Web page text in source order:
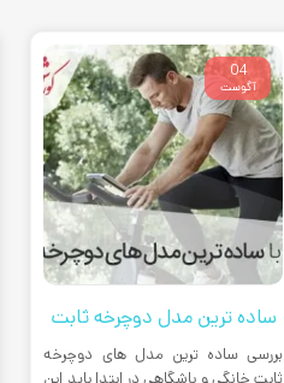
04
آگوست
ساده ترین مدل دوچرخه ثابت
بررسی ساده ترین مدل های دوچرخه